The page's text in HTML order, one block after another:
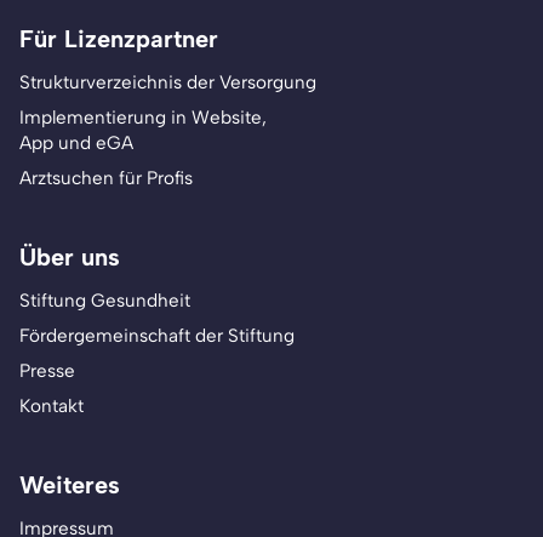
Für Lizenzpartner
Strukturverzeichnis der Versorgung
Implementierung in Website,
App und eGA
Arztsuchen für Profis
Über uns
Stiftung Gesundheit
Fördergemeinschaft der Stiftung
Presse
Kontakt
Weiteres
Impressum